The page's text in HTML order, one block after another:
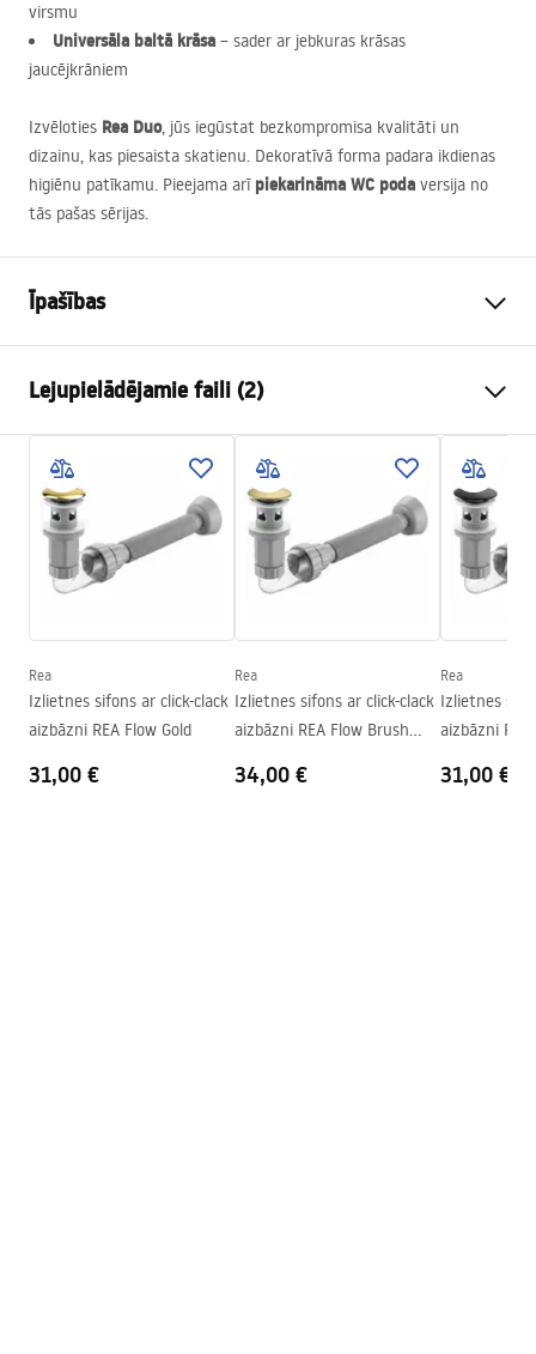
virsmu
Universāla baltā krāsa – sader ar jebkuras krāsas
jaucējkrāniem
Izvēloties Rea Duo, jūs iegūstat bezkompromisa kvalitāti un
dizainu, kas piesaista skatienu. Dekoratīvā forma padara ikdienas
higiēnu patīkamu. Pieejama arī piekarināma WC poda versija no
tās pašas sērijas.
Īpašības
Materiāls
Krāsa
Balts
Apdare
Spīdīgs
Garums
380
Platums
380mm
Augstums
150
Forma
Pieskarieties atverei
Nē
Lejupielādējamie faili (2)
Uzstādīšanas instrukcijas
Garantijas noteikumi
Rea
Izlietnes sifons ar click-clack
aizbāzni REA Flow Gold
31,00 €
Rea
Izlietnes sifons ar click-clack
aizbāzni REA Flow Brush
34,00 €
Rea
Izlietnes
aizbāzni
31,00 €